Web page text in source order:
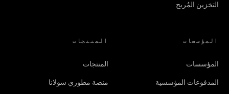
التخزين المُربح
المؤسسات
المؤسسات
المدفوعات المؤسسية
المنتجات
المنتجات
منصة مطوري سولانا